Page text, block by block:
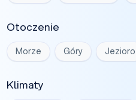
Otoczenie
Morze Góry Jezioro
Klimaty